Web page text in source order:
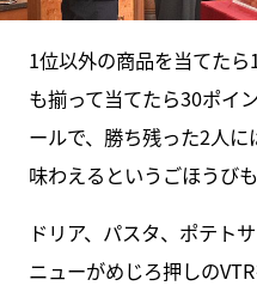
1位以外の商品を当てた
も揃って当てたら30ポイ
ールで、勝ち残った2人
味わえるというごほうびも
ドリア、パスタ、ポテト
ニューがめじろ押しの